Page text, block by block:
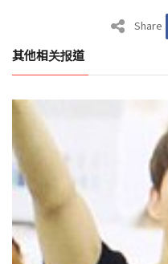
Share
其他相关报道